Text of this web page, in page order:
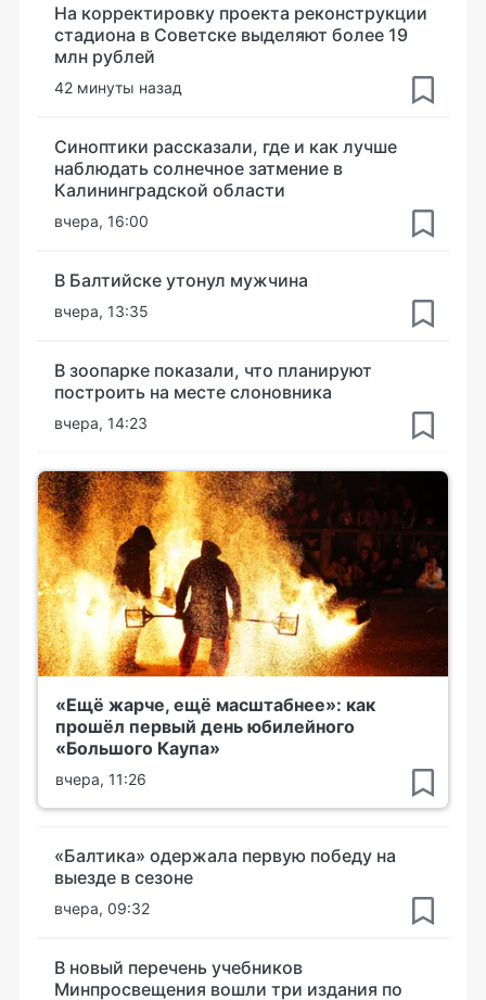
На корректировку проекта реконструкции
стадиона в Советске выделяют более 19
млн рублей
42 минуты назад
Синоптики рассказали, где и как лучше
наблюдать солнечное затмение в
Калининградской области
вчера, 16:00
В Балтийске утонул мужчина
вчера, 13:35
В зоопарке показали, что планируют
построить на месте слоновника
вчера, 14:23
«Ещё жарче, ещё масштабнее»: как
прошёл первый день юбилейного
«Большого Каупа»
вчера, 11:26
«Балтика» одержала первую победу на
выезде в сезоне
вчера, 09:32
В новый перечень учебников
Минпросвещения вошли три издания по